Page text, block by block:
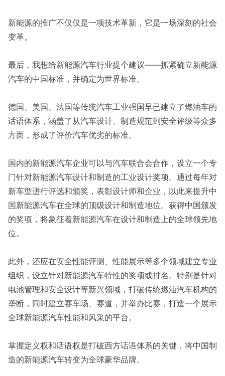
新能源的推广不仅仅是一项技术革新，它是一场深刻的社会
变革。
最后，我想给新能源汽车行业提个建议——抓紧确立新能源
汽车的中国标准，并确定为世界标准。
德国、美国、法国等传统汽车工业强国早已建立了燃油车的
话语体系，涵盖了从汽车设计、制造规范到安全评级等众多
方面，形成了评价汽车优劣的标准。
国内的新能源汽车企业可以与汽车联合会合作，设立一个专
门针对新能源汽车设计和制造的工业设计奖项。通过每年对
新车型进行评选和颁奖，表彰设计师和企业，以此来提升中
国新能源汽车在全球的顶级设计和制造地位。获得中国颁发
的奖项，将象征着新能源汽车在设计和制造上的全球领先地
位。
此外，还应在安全性能评测、性能展示等多个领域建立专业
组织，设立针对新能源汽车特性的奖项或排名。特别是针对
电池管理和安全设计等新兴领域，打破传统燃油汽车机构的
垄断，同时建立赛车场、赛道，并举办比赛，打造一个展示
全球新能源汽车性能和风采的平台。
掌握定义权和话语权是打破西方话语体系的关键，将中国制
造的新能源汽车转变为全球豪华品牌。